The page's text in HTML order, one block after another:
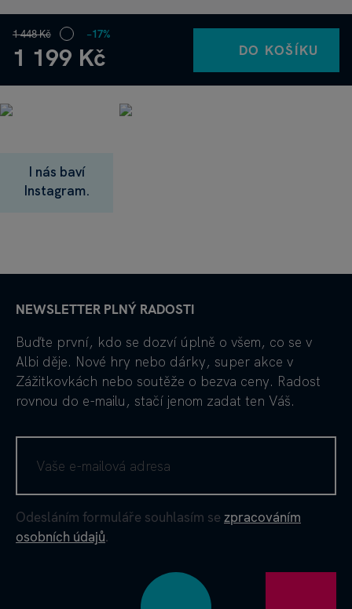
1 448 Kč
1 199 Kč
−17%
DO KOŠÍKU
I nás baví
Instagram.
NEWSLETTER PLNÝ RADOSTI
Buďte první, kdo se dozví úplně o všem, co se v
Albi děje. Nové hry nebo dárky, super akce v
Zážitkovkách nebo soutěže o bezva ceny. Radost
rovnou do e-mailu, stačí jenom zadat ten Váš.
Odesláním formuláře souhlasím se zpracováním
osobních údajů.